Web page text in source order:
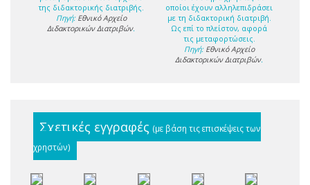
της διδακτορικής διατριβής.
Πηγή: Εθνικό Αρχείο
Διδακτορικών Διατριβών.
οποίοι έχουν αλληλεπιδράσει
με τη διδακτορική διατριβή.
Ως επί το πλείστον, αφορά
τις μεταφορτώσεις.
Πηγή: Εθνικό Αρχείο
Διδακτορικών Διατριβών.
Σχετικές εγγραφές (με βάση τις επισκέψεις των
χρηστών)